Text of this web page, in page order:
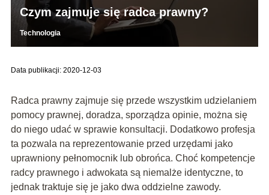
Czym zajmuje się radca prawny?
Technologia
Data publikacji: 2020-12-03
Radca prawny zajmuje się przede wszystkim udzielaniem
pomocy prawnej, doradza, sporządza opinie, można się
do niego udać w sprawie konsultacji. Dodatkowo profesja
ta pozwala na reprezentowanie przed urzędami jako
uprawniony pełnomocnik lub obrońca. Choć kompetencje
radcy prawnego i adwokata są niemalże identyczne, to
jednak traktuje się je jako dwa oddzielne zawody.